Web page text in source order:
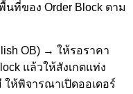
นที่ของ Order Block ตาม
OB) → ให้รอราคา
แล้วให้สังเกตแท่ง
ห้พิจารณาเปิดออเดอร์